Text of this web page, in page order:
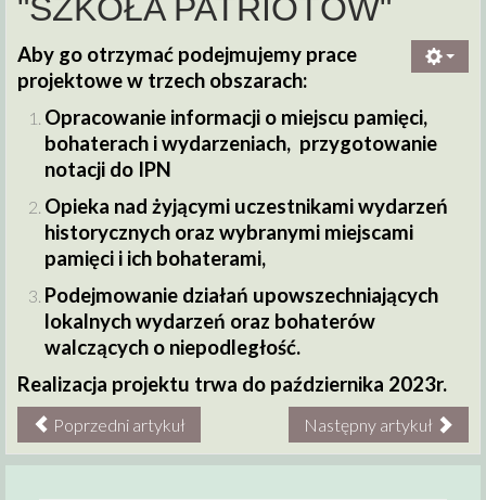
"SZKOŁA PATRIOTÓW"
Aby go otrzymać podejmujemy prace
projektowe w trzech obszarach:
Opracowanie informacji o miejscu pamięci,
bohaterach i wydarzeniach, przygotowanie
notacji do IPN
Opieka nad żyjącymi uczestnikami wydarzeń
historycznych oraz wybranymi miejscami
pamięci i ich bohaterami,
Podejmowanie działań upowszechniających
lokalnych wydarzeń oraz bohaterów
walczących o niepodległość.
Realizacja projektu trwa do października 2023r.
Poprzedni artykuł Następny artykuł